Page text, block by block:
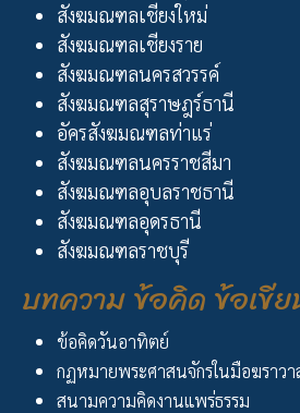
สังฆมณฑลเชียงใหม่
สังฆมณฑลเชียงราย
สังฆมณฑลนครสวรรค์
สังฆมณฑลสุราษฎร์ธานี
อัครสังฆมณฑลท่าแร่
สังฆมณฑลนครราชสีมา
สังฆมณฑลอุบลราชธานี
สังฆมณฑลอุดรธานี
สังฆมณฑลราชบุรี
บทความ ข้อคิด ข้อเขี
ข้อคิดวันอาทิตย์
กฏหมายพระศาสนจักรในมือฆราวา
สนามความคิดงานแพร่ธรรม